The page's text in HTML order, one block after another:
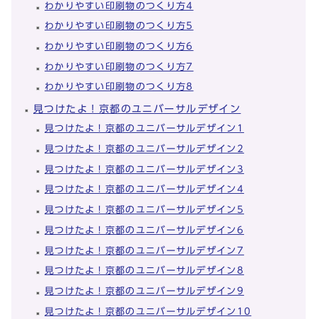
わかりやすい印刷物のつくり方4
わかりやすい印刷物のつくり方5
わかりやすい印刷物のつくり方6
わかりやすい印刷物のつくり方7
わかりやすい印刷物のつくり方8
見つけたよ！京都のユニバーサルデザイン
見つけたよ！京都のユニバーサルデザイン1
見つけたよ！京都のユニバーサルデザイン2
見つけたよ！京都のユニバーサルデザイン3
見つけたよ！京都のユニバーサルデザイン4
見つけたよ！京都のユニバーサルデザイン5
見つけたよ！京都のユニバーサルデザイン6
見つけたよ！京都のユニバーサルデザイン7
見つけたよ！京都のユニバーサルデザイン8
見つけたよ！京都のユニバーサルデザイン9
見つけたよ！京都のユニバーサルデザイン10